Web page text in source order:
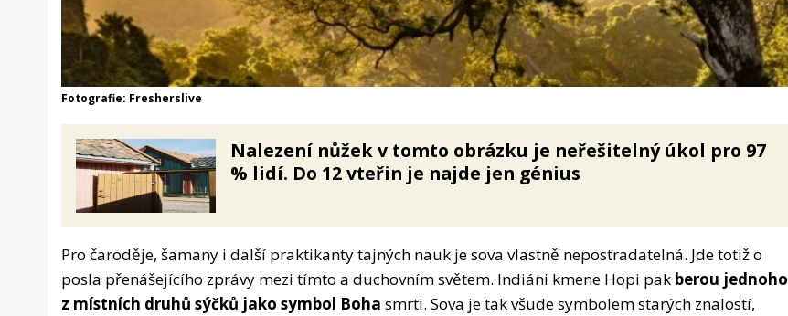
Fotografie: Fresherslive
Nalezení nůžek v tomto obrázku je neřešitelný úkol pro 97
% lidí. Do 12 vteřin je najde jen génius
Pro čaroděje, šamany i další praktikanty tajných nauk je sova vlastně nepostradatelná. Jde totiž o
posla přenášejícího zprávy mezi tímto a duchovním světem. Indiáni kmene Hopi pak berou jednoho
z místních druhů sýčků jako symbol Boha smrti. Sova je tak všude symbolem starých znalostí,